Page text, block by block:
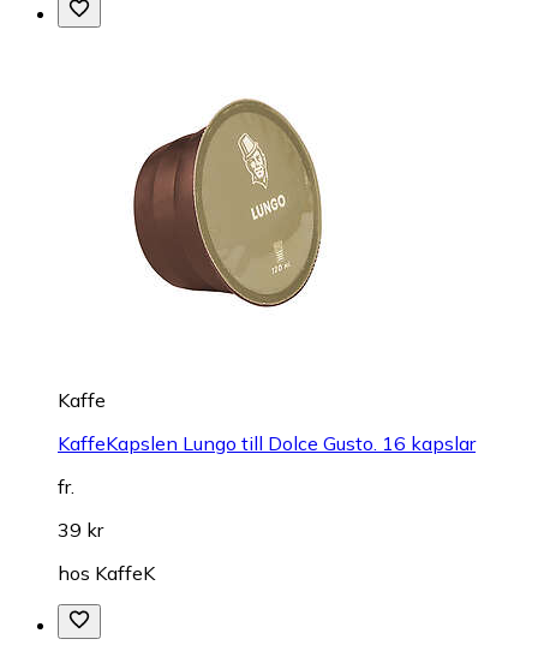
Kaffe
KaffeKapslen Lungo till Dolce Gusto. 16 kapslar
fr.
39 kr
hos KaffeK